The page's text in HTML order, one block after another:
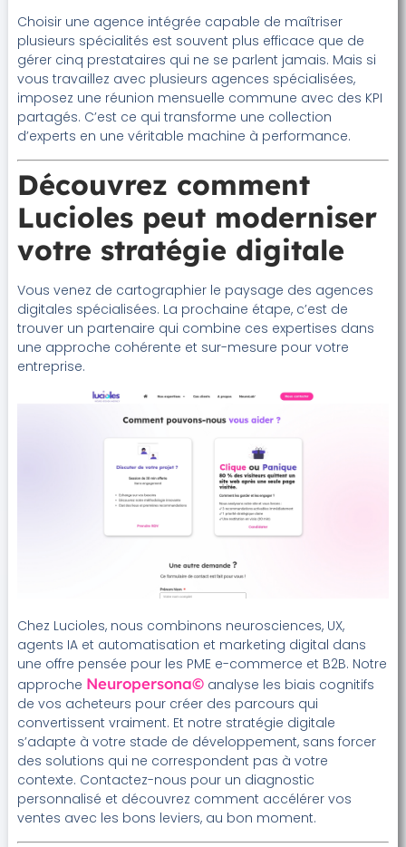
Choisir une agence intégrée capable de maîtriser
plusieurs spécialités est souvent plus efficace que de
gérer cinq prestataires qui ne se parlent jamais. Mais si
vous travaillez avec plusieurs agences spécialisées,
imposez une réunion mensuelle commune avec des KPI
partagés. C’est ce qui transforme une collection
d’experts en une véritable machine à performance.
Découvrez comment
Lucioles peut moderniser
votre stratégie digitale
Vous venez de cartographier le paysage des agences
digitales spécialisées. La prochaine étape, c’est de
trouver un partenaire qui combine ces expertises dans
une approche cohérente et sur-mesure pour votre
entreprise.
Chez Lucioles, nous combinons neurosciences, UX,
agents IA et automatisation et marketing digital dans
une offre pensée pour les PME e-commerce et B2B. Notre
approche Neuropersona©analyse les biais cognitifs
de vos acheteurs pour créer des parcours qui
convertissent vraiment. Et notre stratégie digitale
s’adapte à votre stade de développement, sans forcer
des solutions qui ne correspondent pas à votre
contexte. Contactez-nous pour un diagnostic
personnalisé et découvrez comment accélérer vos
ventes avec les bons leviers, au bon moment.